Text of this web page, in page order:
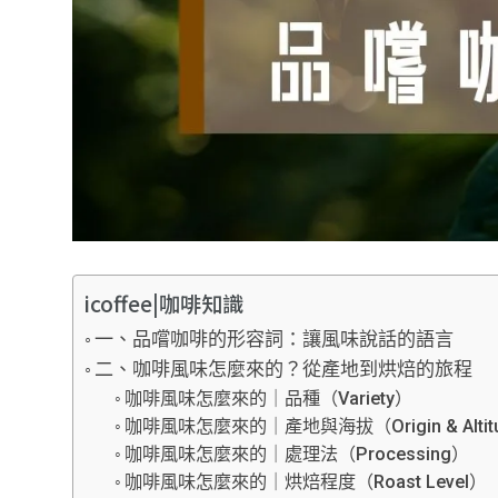
icoffee|咖啡知識
一、品嚐咖啡的形容詞：讓風味說話的語言
二、咖啡風味怎麼來的？從產地到烘焙的旅程
咖啡風味怎麼來的｜品種（Variety）
咖啡風味怎麼來的｜產地與海拔（Origin &
咖啡風味怎麼來的｜處理法（Processing）
咖啡風味怎麼來的｜烘焙程度（Roast Level）